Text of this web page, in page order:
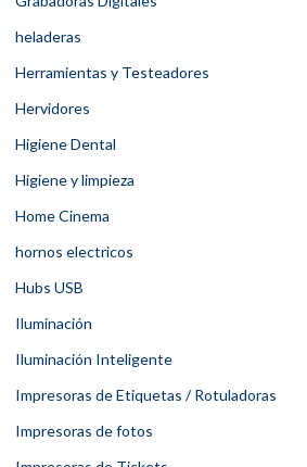
heladeras
Herramientas y Testeadores
Hervidores
Higiene Dental
Higiene y limpieza
Home Cinema
hornos electricos
Hubs USB
Iluminación
Iluminación Inteligente
Impresoras de Etiquetas / Rotuladoras
Impresoras de fotos